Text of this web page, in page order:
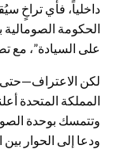
داخلياً، فأي تراخٍ
الحكومة
على السيادة”،
لكن الاعتراف—حتى
المملكة المتحدة
وتتمسك بوحدة
ودعا إلى الحوار